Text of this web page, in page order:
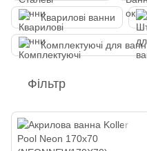
Кварилові ванни
Комплектуючі для ванн
Фільтр